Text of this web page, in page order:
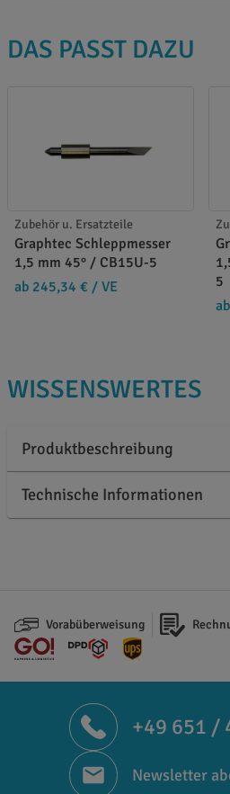
DAS PASST DAZU
Zubehör u. Ersatzteile
Graphtec Schleppmesser
1,5 mm 45° / CB15U-5
ab 245,34 € / VE
5
WISSENSWERTES
Produktbeschreibung
Technische Informationen
Vorabüberweisung
+49 651 /
Newsletter